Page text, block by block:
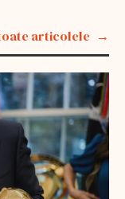
articolele